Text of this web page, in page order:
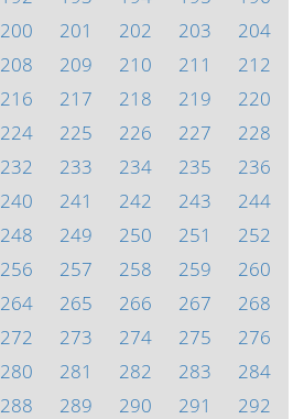
200 201 202 203
204
208 209 210 211
212
216 217 218 219
220
224 225 226 227
228
232 233 234 235
236
240 241 242 243
244
248 249 250 251
252
256 257 258 259
260
264 265 266 267
268
272 273 274 275
276
280 281 282 283
284
288 289 290 291
292